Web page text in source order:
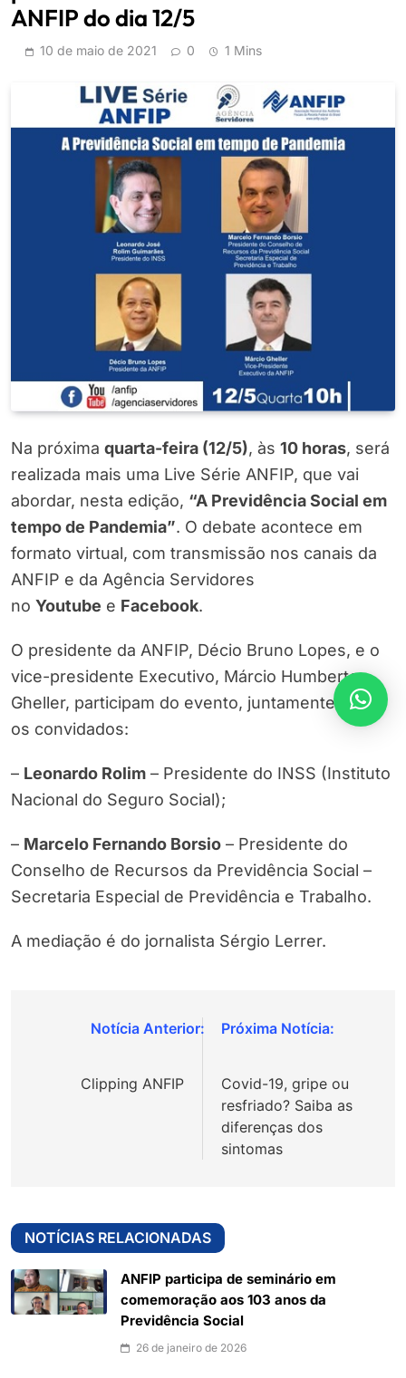
ANFIP do dia 12/5
10 de maio de 2021 0 1 Mins
Na próxima quarta-feira (12/5), às 10 horas, será
realizada mais uma Live Série ANFIP, que vai
abordar, nesta edição, “A Previdência Social em
tempo de Pandemia”. O debate acontece em
formato virtual, com transmissão nos canais da
ANFIP e da Agência Servidores
no Youtube e Facebook.
O presidente da ANFIP, Décio Bruno Lopes, e o
vice-presidente Executivo, Márcio Humberto
Gheller, participam do evento, juntamente com
os convidados:
– Leonardo Rolim – Presidente do INSS (Instituto
Nacional do Seguro Social);
– Marcelo Fernando Borsio – Presidente do
Conselho de Recursos da Previdência Social –
Secretaria Especial de Previdência e Trabalho.
A mediação é do jornalista Sérgio Lerrer.
Navegação
Clipping ANFIP
Covid-19, gripe ou
resfriado? Saiba as
diferenças dos
sintomas
NOTÍCIAS RELACIONADAS
ANFIP participa de seminário em
comemoração aos 103 anos da
Previdência Social
26 de janeiro de 2026